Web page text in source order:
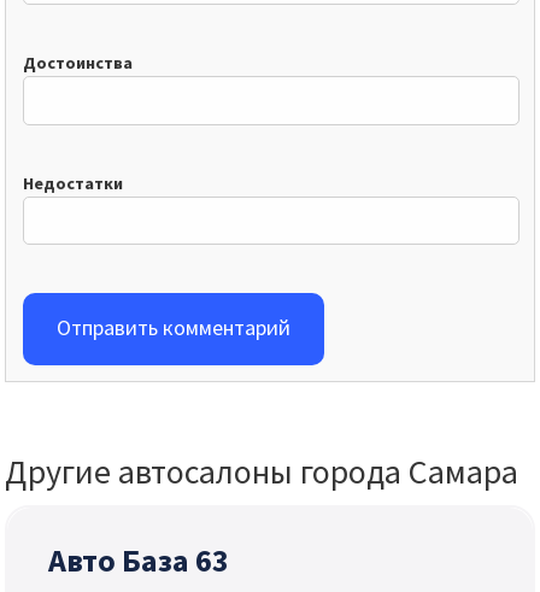
Достоинства
Недостатки
Отправить комментарий
Другие автосалоны города Самара
Авто База 63